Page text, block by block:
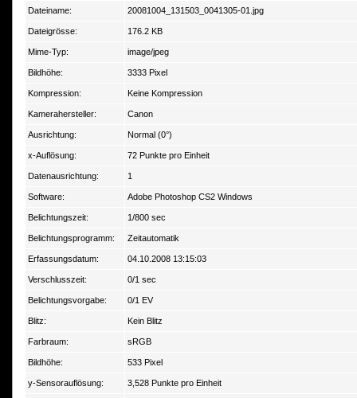
Dateiname:
20081004_131503_0041305-01.jpg
Dateigrösse: 176.2 KB
Mime-Typ: image/jpeg
Bildhöhe: 3333 Pixel
Kompression: Keine Kompression
Kamerahersteller: Canon
Ausrichtung: Normal (0°)
x-Auflösung: 72 Punkte pro Einheit
Datenausrichtung: 1
Software: Adobe Photoshop CS2 Windows
Belichtungszeit: 1/800 sec
Belichtungsprogramm: Zeitautomatik
Erfassungsdatum: 04.10.2008 13:15:03
Verschlusszeit: 0/1 sec
Belichtungsvorgabe: 0/1 EV
Blitz: Kein Blitz
Farbraum: sRGB
Bildhöhe: 533 Pixel
y-Sensorauflösung: 3,528 Punkte pro Einheit